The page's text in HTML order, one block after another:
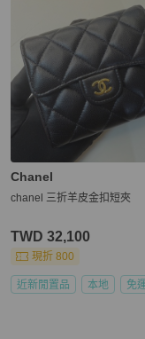
Chanel
chanel 三折羊皮金扣短夾
TWD 32,100
現折 800
近新閒置品 本地 免